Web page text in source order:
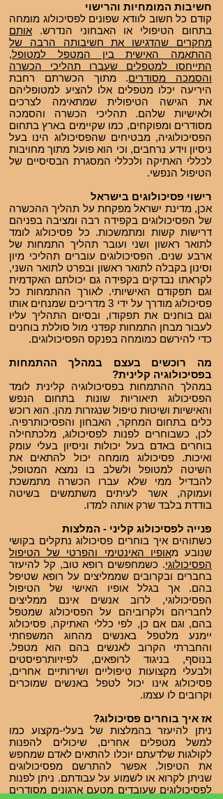
חשיבות המומחיות והרישוי
קודם כל חשוב לוודא שפונים לפסיכולוג מומחה
בתחום הטיפולי או האבחוני הנדרש. אותם
מחקרים שהדגישו את חשיבותה הרבה של
ההתאמה האישית בין המטפל למטופל,
התייחסו למטפלים שעברו תהליכי הכשרה
והסמכה מסודרים. מתוך הכשרתם רחבת
היריעה יכלו מטפלים אלו להציע למטופליהם
את הגישה הטיפולית שמתאימה לצרכים
ולאישיות שלהם. תהליכי הכשרה והסמכה
מסודרים ומפוקחים, כמו שקיימים בארץ בתחום
הפסיכולוגיה, מבטיחים שהפסיכולוג הינו בעל
ניסיון וידע נרחבים, וכי הוא פועל מתוך מחויבות
לכללי האתיקה ולכללי המסגרת הבסיסיים של
הטיפול הנפשי.
רישוי פסיכולוגים בישראל
אכן, מדינת ישראל מפקחת על תהליך ההכשרה
של הפסיכולוגים בקפידה רבה ומציבה בפניהם
דרישות קשות ומתמשכות. כל פסיכולוג לומד
לתואר ראשון ושני ועובר תהליך התמחות של
ארבע שנים. הפסיכולוגים עוברים תהליכי מיון
וסינון בקבלה לתואר ראשון ובפרט לתואר השני,
לקראתו נבדקים בקפידה גם יכולתם האקדמית
וגם תפקודם האישיותי. לאורך ההתמחות כל
פסיכולוג מודרך על ידי 3 מדריכים שמנחים אותו
וגם בוחנים את תפקודו, ובסיום התהליך עליו
לעבור מבחן התמחות קפדני מול סוללת בוחנים
כדי להירשם כמומחה בפנקס הפסיכולוגים.
מה רוכשים בעצם במהלך ההתמחות
בפסיכולוגיה קלינית?
במהלך ההתמחות בפסיכולוגיה קלינית לומד
הפסיכולוג תיאוריות שונות בתחום הנפש
והאישיות ושיטות טיפול שנגזרות מהן. הוא רוכש
כלים בתחום המחקר, האבחון והפסיכותרפיה.
לכן, כשבוחרים לפנות לפסיכולוג, מלכתחילה
בוחרים באדם בעל יכולות וניסיון בעלי עומק
ואיכות. פסיכולוג מומחה יכול להתאים את
השיטה למטופל ולשלב בו נמצא המטופל,
להבדיל ממי שלא עברו הכשרה מתמשכת
ועמוקה, אשר לעיתים משתמשים בשיטה
בודדת בלבד שרק אותה למדו.
פנייה לפסיכולוג קליני - המלצות
כשתוהים איך בוחרים פסיכולוג נתקלים בקושי
שנובע מאופיו האינטימי והפרטי של הטיפול
הפסיכולוגי. כשמחפשים רופא טוב, קל להיעזר
בחברים ובקרובים שממליצים על רופא שטיפל
בהם. אך בגלל אופיו האישי של הטיפול
הפסיכולוגי, לרוב אנשים אינם ממליצים
לחבריהם ולקרוביהם על הפסיכולוג שמטפל
בהם, וגם אם כן, לפי כללי האתיקה, פסיכולוג
יימנע מלטפל באנשים מהחוג המשפחתי
והחברתי הקרוב לאנשים בהם הוא מטפל.
בנוסף, בניגוד לרופאים, לפיזיותרפיסטים
ולבעלי מקצועות טיפוליים ושירותיים אחרים,
פסיכולוג אינו יכול לטפל באנשים שמוכרים
וקרובים לו עצמו.
אז איך בוחרים פסיכולוג?
ניתן להיעזר בהמלצות של בעלי-מקצוע כמו
למשל מטפלים אחרים, שיכולים להפנות
לקולגות שלדעתם יוכלו להתאים לאדם שמחפש
את הטיפול. אפשר להתרשם מפסיכולוגים
שניתן לקרוא או לשמוע על עבודתם. ניתן לפנות
לפסיכולוגים שעובדים מטעם ארגונים מסודרים